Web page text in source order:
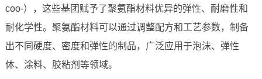
coo-），这些基团赋予了聚氨酯材料优异的弹性、耐磨性和
耐化学性。聚氨酯材料可以通过调整配方和工艺参数，制备
出不同硬度、密度和弹性的制品，广泛应用于泡沫、弹性
体、涂料、胶粘剂等领域。